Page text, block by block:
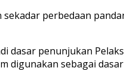
perbedaan
dasar penunjukan
digunakan sebagai